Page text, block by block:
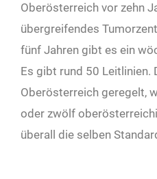
Oberösterreich vor zehn
übergreifendes
fünf Jahren gibt es ein
Es gibt rund 50 Leitlinien.
Oberösterreich geregelt,
oder zwölf
überall die selben